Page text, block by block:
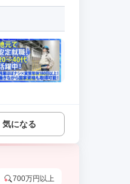
気になる
700万円以上